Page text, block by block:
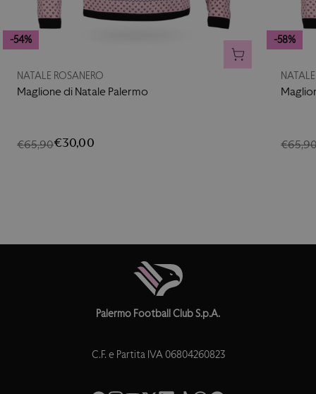
-54%
AGGIUNGI AL
NATALE ROSANERO
Maglione di Natale Palermo
€65,90€30,00
-58%
Palermo Football Club S.p.A.
C.F. e Partita IVA 06804260823